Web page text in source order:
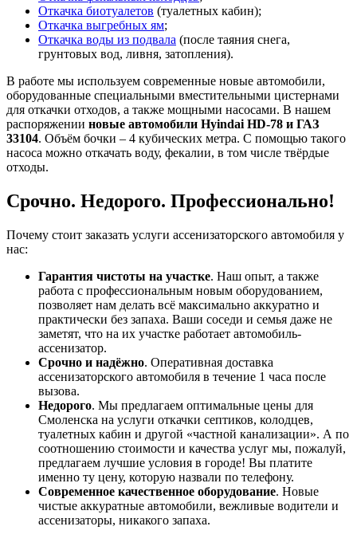
Откачка биотуалетов (туалетных кабин);
Откачка выгребных ям;
Откачка воды из подвала (после таяния снега,
грунтовых вод, ливня, затопления).
В работе мы используем современные новые автомобили,
оборудованные специальными вместительными цистернами
для откачки отходов, а также мощными насосами. В нашем
распоряжении новые автомобили Hyindai HD-78 и ГАЗ
33104. Объём бочки – 4 кубических метра. С помощью такого
насоса можно откачать воду, фекалии, в том числе твёрдые
отходы.
Срочно. Недорого. Профессионально!
Почему стоит заказать услуги ассенизаторского автомобиля у
нас:
Гарантия чистоты на участке. Наш опыт, а также
работа с профессиональным новым оборудованием,
позволяет нам делать всё максимально аккуратно и
практически без запаха. Ваши соседи и семья даже не
заметят, что на их участке работает автомобиль-
ассенизатор.
Срочно и надёжно. Оперативная доставка
ассенизаторского автомобиля в течение 1 часа после
вызова.
Недорого. Мы предлагаем оптимальные цены для
Смоленска на услуги откачки септиков, колодцев,
туалетных кабин и другой «частной канализации». А по
соотношению стоимости и качества услуг мы, пожалуй,
предлагаем лучшие условия в городе! Вы платите
именно ту цену, которую назвали по телефону.
Современное качественное оборудование. Новые
чистые аккуратные автомобили, вежливые водители и
ассенизаторы, никакого запаха.